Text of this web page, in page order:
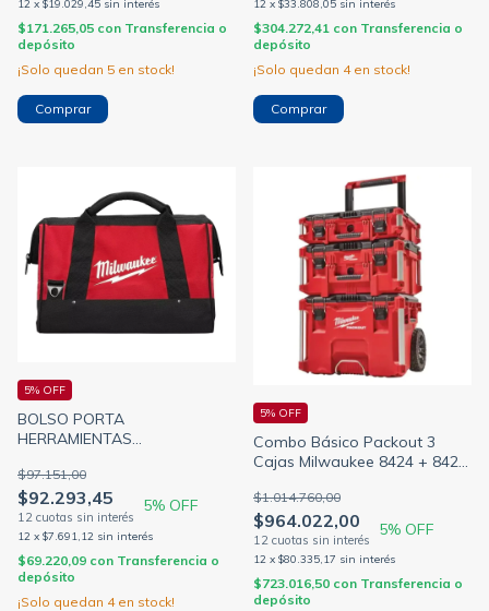
12 x $19.029,45 sin interés
$171.265,05 con Transferencia o
depósito
¡Solo quedan 5 en stock!
12 x $33.808,05 sin interés
$304.272,41 con Transferencia o
depósito
¡Solo quedan 4en stock!
BOLSO PORTA
HERRAMIENTAS
MILWAUKEE 4855-3490
$92.293,45
$97.151,00
5% OFF
12 x $7.691,12 sin interés
5% OFF
$69.220,09 con Transferencia o
depósito
¡Solo quedan 4en stock!
Combo Básico Packout 3
Cajas Milwaukee 8424 + 8425
$964.022,00
$1.014.760,00
5% OFF
12 x $80.335,17 sin interés
5% OFF
$723.016,50 con Transferencia o
depósito